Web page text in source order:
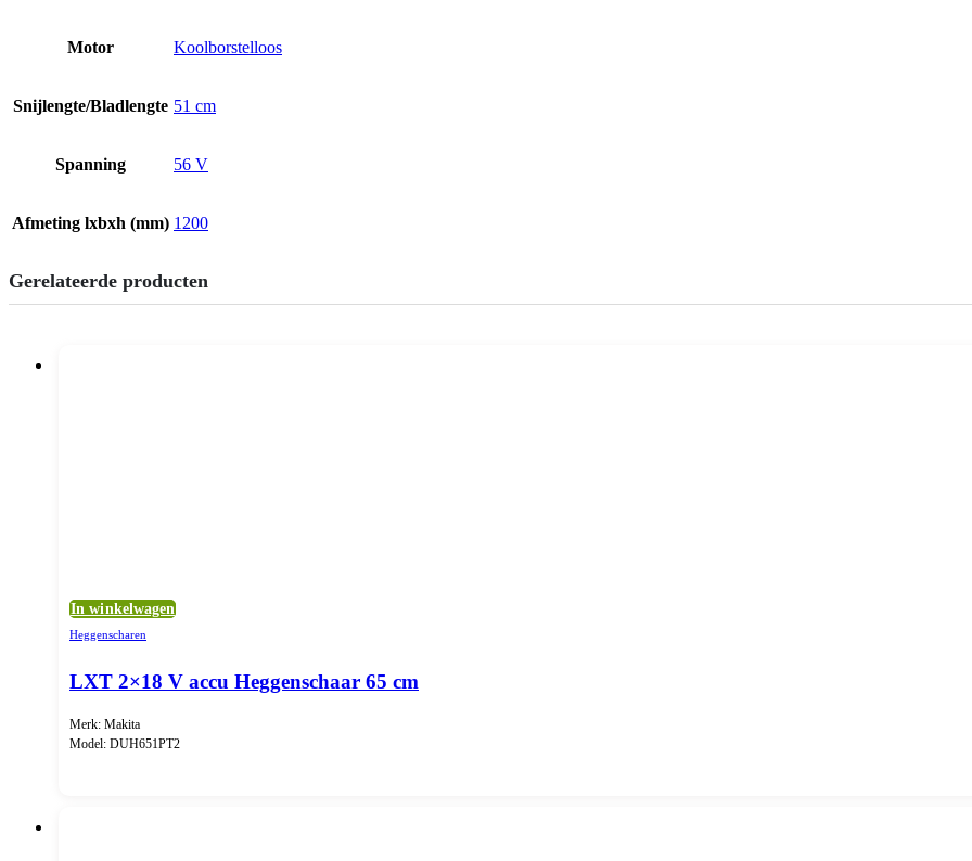
Motor Koolborstelloos
Snijlengte/Bladlengte 51 cm
Spanning 56 V
Afmeting lxbxh (mm) 1200
Gerelateerde producten
In winkelwagen
Heggenscharen
LXT 2×18 V accu Heggenschaar 65 cm
Merk: Makita
Model: DUH651PT2